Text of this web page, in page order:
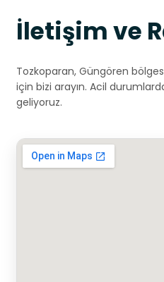
İletişim ve
Tozkoparan, Güngören
için bizi arayın. Acil
geliyoruz.